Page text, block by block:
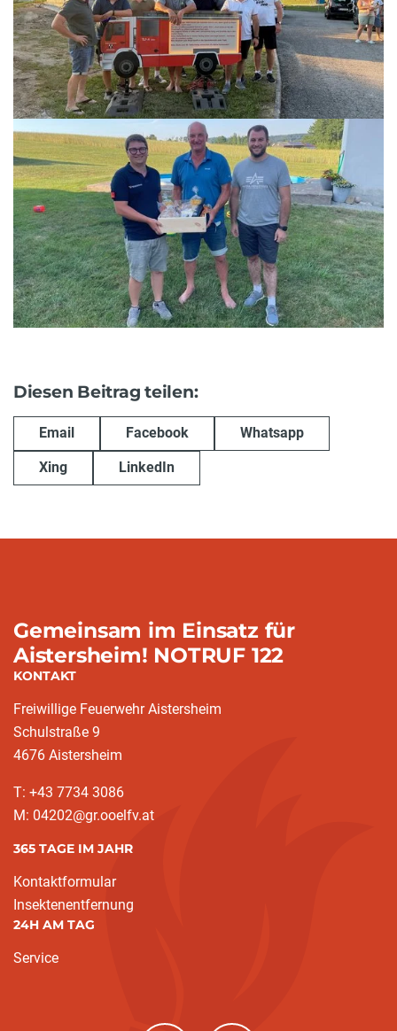
Diesen Beitrag teilen:
Email Facebook Whatsapp
Xing LinkedIn
Gemeinsam im Einsatz für
Aistersheim! NOTRUF 122
KONTAKT
Freiwillige Feuerwehr Aistersheim
Schulstraße 9
4676 Aistersheim
T: +43 7734 3086
M: 04202@gr.ooelfv.at
365 TAGE IM JAHR
Kontaktformular
Insektenentfernung
24H AM TAG
Service